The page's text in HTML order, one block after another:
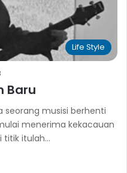
Life Style
Baru
seorang musisi berhenti
menerima kekacauan
titik itulah…